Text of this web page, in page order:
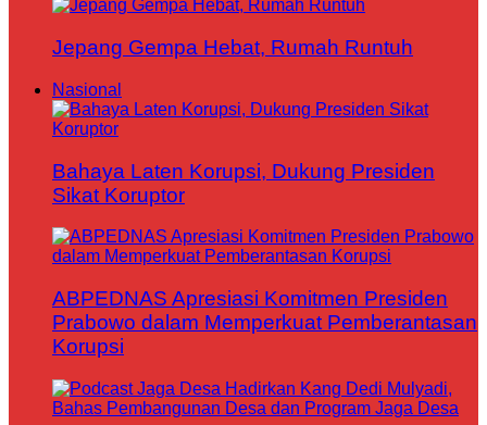
Jepang Gempa Hebat, Rumah Runtuh
Nasional
Bahaya Laten Korupsi, Dukung Presiden
Sikat Koruptor
ABPEDNAS Apresiasi Komitmen Presiden
Prabowo dalam Memperkuat Pemberantasan
Korupsi